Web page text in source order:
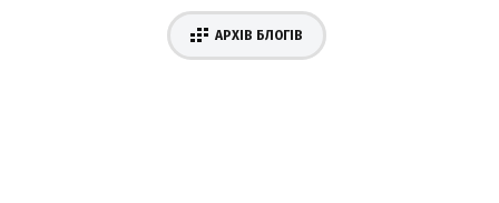
АРХІВ БЛОГІВ